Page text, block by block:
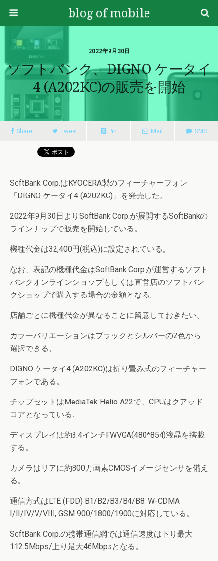
blog of mobile
2022年9月30日
ソフトバンク、DIGNO ケータイ
4 (A202KC)の販売を開始
Share Tweet Pin Mail SMS
SoftBank Corp.はKYOCERA製のフィーチャーフォン
「DIGNO ケータイ4 (A202KC)」を発売した。
2022年9月30日よりSoftBank Corp.が展開するSoftBankの
ラインナップで販売を開始している。
機種代金は32,400円(税込)に設定されている。
なお、表記の機種代金はSoftBank Corp.が運営するソフト
バンクオンラインショップもしくは直営店のソフトバン
クショップで購入する場合の金額となる。
店舗ごとに機種代金が異なることに留意しておきたい。
カラーバリエーションはブラックとシルバーの2色から
選択できる。
DIGNO ケータイ4 (A202KC)は折り畳み式のフィーチャー
フォンである。
チップセットはMediaTek Helio A22で、CPUはクアッド
コアとなっている。
ディスプレイは約3.4インチFWVGA(480*854)液晶を搭載
する。
カメラはリアに約800万画素CMOSイメージセンサを備え
る。
通信方式はLTE (FDD) B1/B2/B3/B4/B8, W-CDMA
I/II/IV/V/VIII, GSM 900/1800/1900に対応している。
SoftBank Corp.の携帯通信網では通信速度は下り最大
112.5Mbps/上り最大46Mbpsとなる。